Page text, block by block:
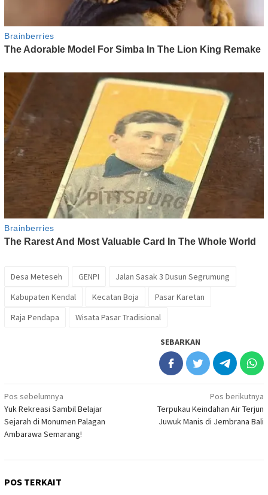
Desa Meteseh GENPI
Jalan Sasak 3 Dusun Segrumung
Kabupaten Kendal
Kecatan Boja
Pasar Karetan
Raja Pendapa
Wisata Pasar Tradisional
SEBARKAN
Navigasi
pos
Pos sebelumnya
Yuk Rekreasi Sambil Belajar
Sejarah di Monumen Palagan
Ambarawa Semarang!
Pos berikutnya
Terpukau Keindahan Air Terjun
Juwuk Manis di Jembrana Bali
POS TERKAIT